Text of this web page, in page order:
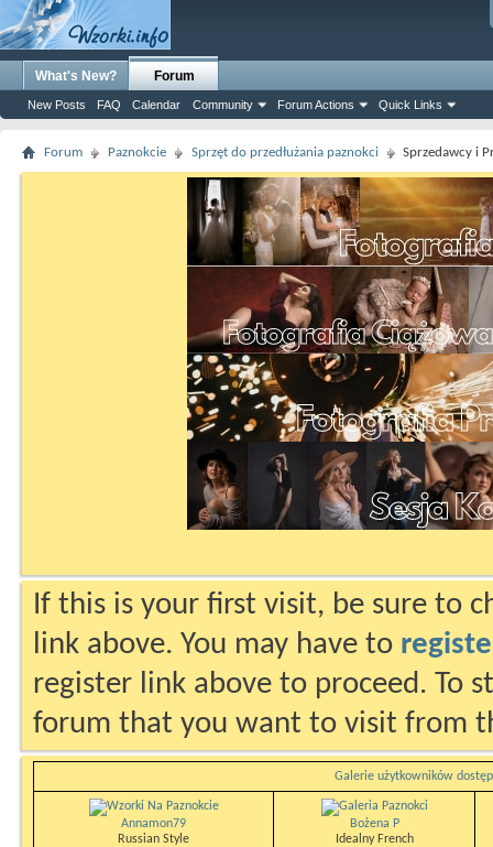
What's New? Forum
New Posts FAQ Calendar Community Forum Actions Quick Links
Forum Paznokcie Sprzęt do przedłużania paznokci Sprzedawcy i
If this is your first visit, be sure to
link above. You may have to
register link above to proceed. To
forum that you want to visit from
Galerie użytkowników
Annamon79
Russian Style
Bożena P
Idealny French